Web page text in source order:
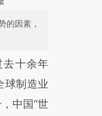
的因素，
由第三方
章
去十余年
球制造业
中国“世